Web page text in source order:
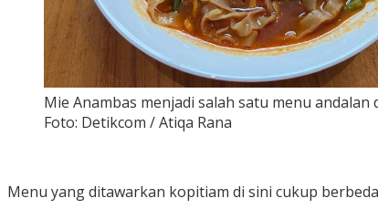
Mie Anambas menjadi salah satu menu andalan
Foto: Detikcom / Atiqa Rana
Menu yang ditawarkan kopitiam di sini cukup